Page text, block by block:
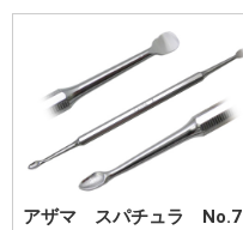
アザマ スパチュラ No.7